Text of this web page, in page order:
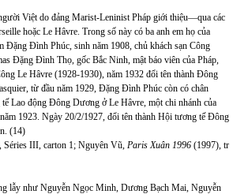
Việt do đảng Marist-Leninist Pháp giới thiệu—qua các
hoặc Le Hâvre. Trong số này có ba anh em họ của
Đặng Đình Phúc, sinh năm 1908, chủ khách sạn Công
Đặng Đình Thọ, gốc Bắc Ninh, mật báo viên của Pháp,
Le Hâvre (1928-1930), năm 1932 đổi tên thành Đông
từ đầu năm 1929, Đặng Đình Phúc còn có chân
Lao động Đông Dương ở Le Hâvre, một chi nhánh của
1923. Ngày 20/2/1927, đổi tên thành Hội tương tế Đông
(14)
III, carton 1; Nguyên Vũ, Paris Xuân 1996 (1997), tr
lẫy như Nguyễn Ngọc Minh, Dương Bạch Mai, Nguyễn